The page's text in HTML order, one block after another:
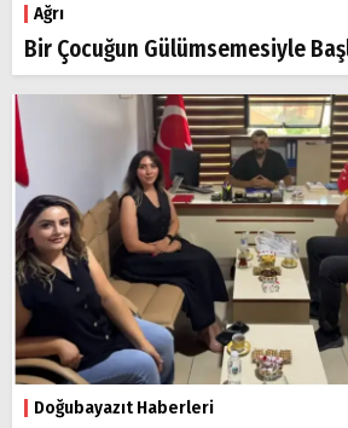
Ağrı
Bir Çocuğun Gülümsemesiyle
Doğubayazıt Haberleri